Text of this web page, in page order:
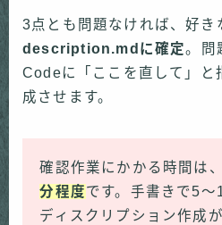
3点とも問題なければ、好き
description.mdに確定。問
Codeに「ここを直して」と
成させます。
確認作業にかかる時間は、
分程度です。手書きで5
ディスクリプション作成